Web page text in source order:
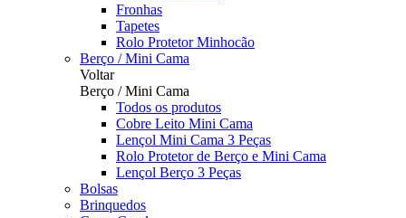
Fronhas
Tapetes
Rolo Protetor Minhocão
Berço / Mini Cama
Voltar
Berço / Mini Cama
Todos os produtos
Cobre Leito Mini Cama
Lençol Mini Cama 3 Peças
Rolo Protetor de Berço e Mini Cama
Lençol Berço 3 Peças
Bolsas
Brinquedos